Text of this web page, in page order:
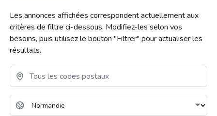
Les annonces affichées correspondent actuellement aux
critères de filtre ci-dessous. Modifiez-les selon vos
besoins, puis utilisez le bouton "Filtrer" pour actualiser les
résultats.